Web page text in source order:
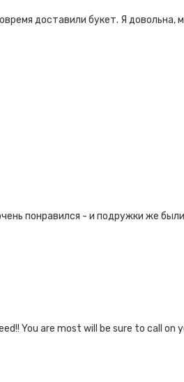
доставили букет. Я
понравился - и подружки же
You are most will be sure to call